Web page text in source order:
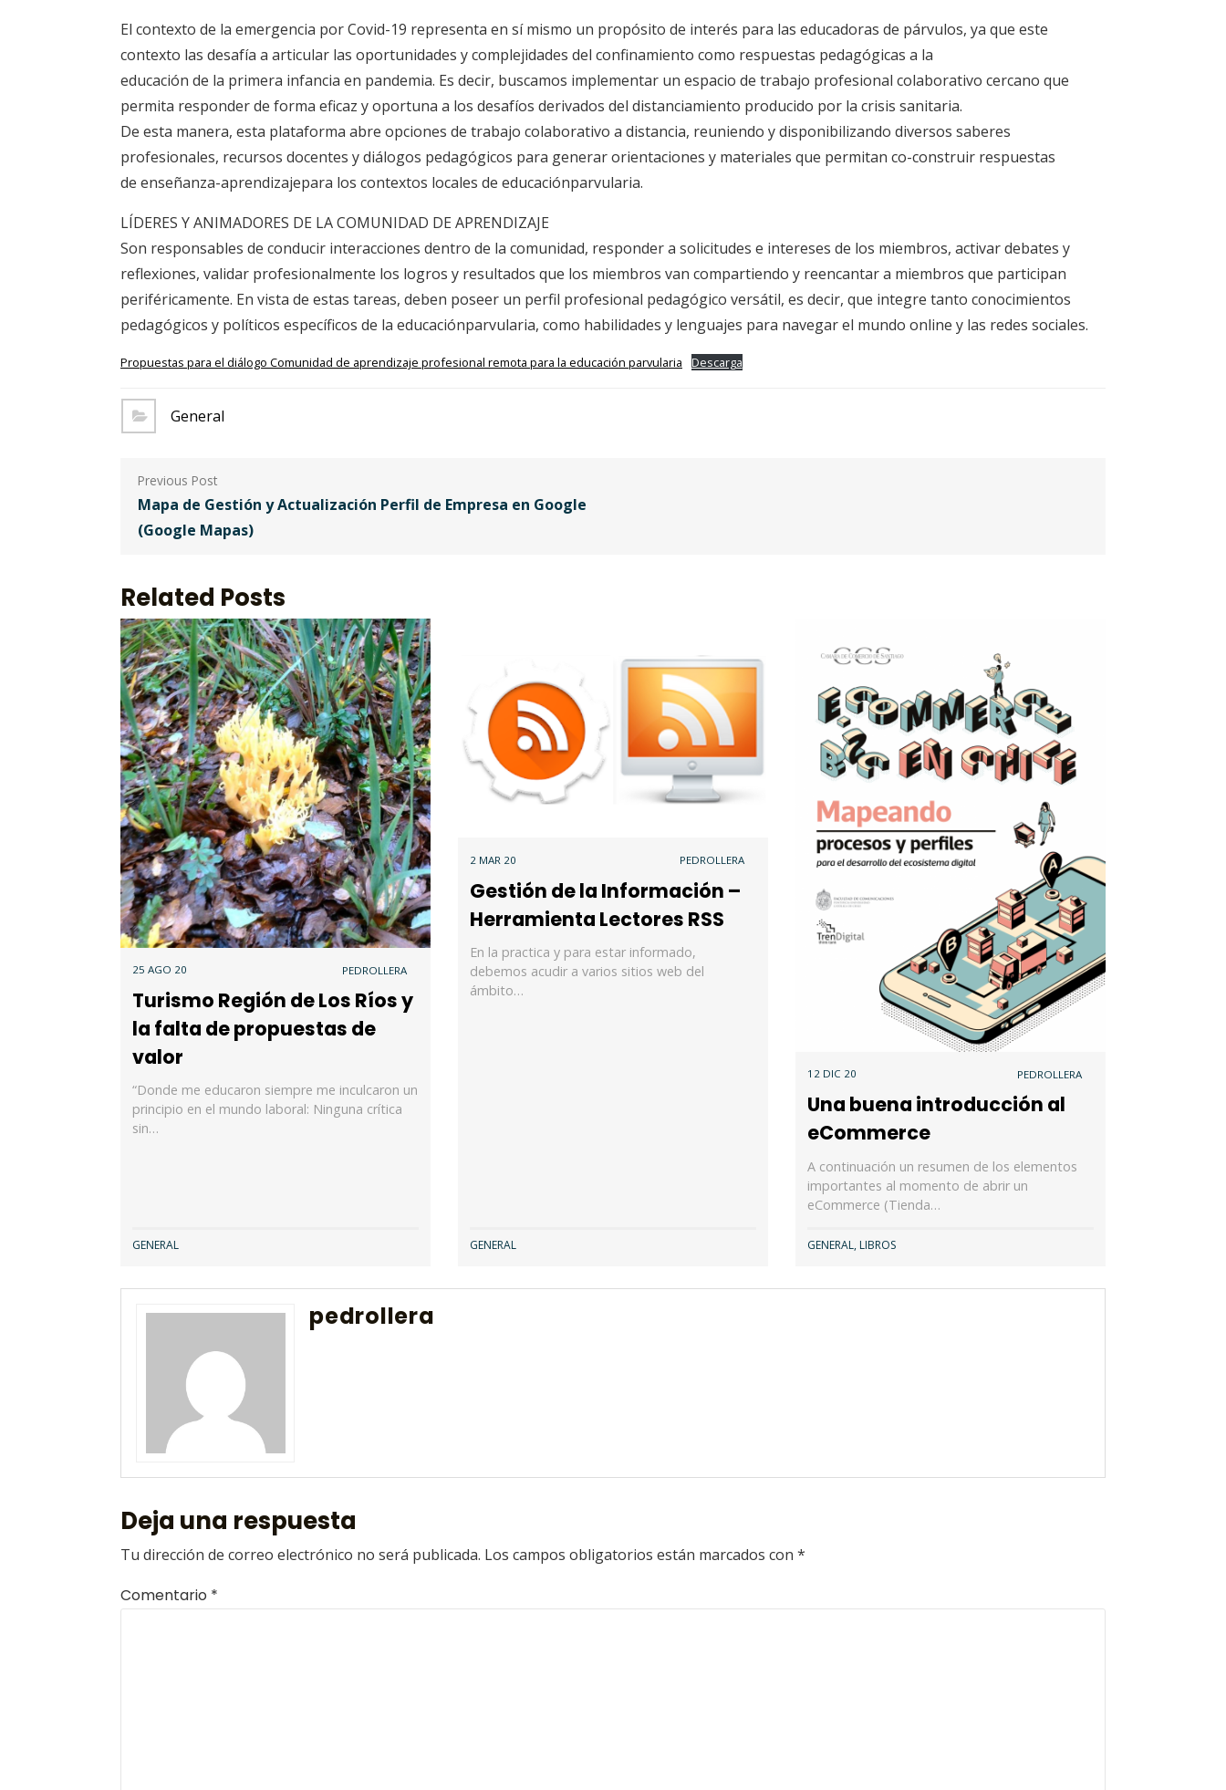
El contexto de la emergencia por Covid-19 representa en sí mismo un propósito de interés para las educadoras de párvulos, ya que este
contexto las desafía a articular las oportunidades y complejidades del confinamiento como respuestas pedagógicas a la
educación de la primera infancia en pandemia. Es decir, buscamos implementar un espacio de trabajo profesional colaborativo cercano que
permita responder de forma eficaz y oportuna a los desafíos derivados del distanciamiento producido por la crisis sanitaria.
De esta manera, esta plataforma abre opciones de trabajo colaborativo a distancia, reuniendo y disponibilizando diversos saberes
profesionales, recursos docentes y diálogos pedagógicos para generar orientaciones y materiales que permitan co-construir respuestas
de enseñanza-aprendizajepara los contextos locales de educaciónparvularia.
LÍDERES Y ANIMADORES DE LA COMUNIDAD DE APRENDIZAJE
Son responsables de conducir interacciones dentro de la comunidad, responder a solicitudes e intereses de los miembros, activar debates y
reflexiones, validar profesionalmente los logros y resultados que los miembros van compartiendo y reencantar a miembros que participan
periféricamente. En vista de estas tareas, deben poseer un perfil profesional pedagógico versátil, es decir, que integre tanto conocimientos
pedagógicos y políticos específicos de la educaciónparvularia, como habilidades y lenguajes para navegar el mundo online y las redes sociales.
Propuestas para el diálogo Comunidad de aprendizaje profesional remota para la educación parvularia Descarga
General
Navegación
de
entradas
Mapa de Gestión y Actualización Perfil de Empresa en Google
(Google Mapas)
Related Posts
25 AGO 20 PEDROLLERA
Turismo Región de Los Ríos y
la falta de propuestas de
valor
“Donde me educaron siempre me inculcaron un
principio en el mundo laboral: Ninguna crítica
sin…
GENERAL
2 MAR 20 PEDROLLERA
Gestión de la Información –
Herramienta Lectores RSS
En la practica y para estar informado,
debemos acudir a varios sitios web del
ámbito…
GENERAL
12 DIC 20 PEDROLLERA
Una buena introducción al
eCommerce
A continuación un resumen de los elementos
importantes al momento de abrir un
eCommerce (Tienda…
GENERAL,LIBROS
pedrollera
Deja una respuesta
Tu dirección de correo electrónico no será publicada. Los campos obligatorios están marcados con *
Comentario *